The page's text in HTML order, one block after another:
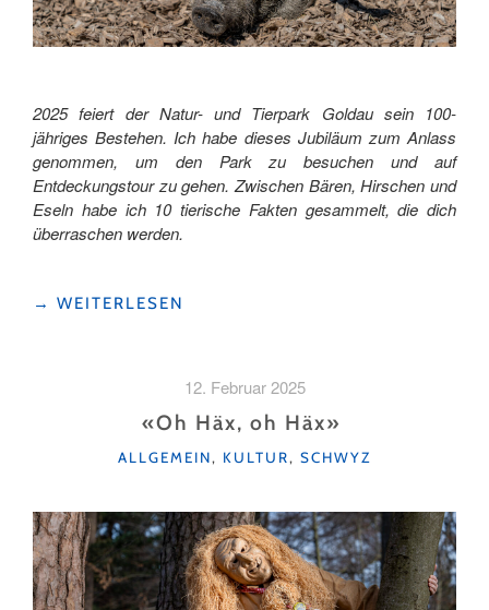
2025 feiert der Natur- und Tierpark Goldau sein 100-
jähriges Bestehen. Ich habe dieses Jubiläum zum Anlass
genommen, um den Park zu besuchen und auf
Entdeckungstour zu gehen. Zwischen Bären, Hirschen und
Eseln habe ich 10 tierische Fakten gesammelt, die dich
überraschen werden.
"100
TIERISCH
ÜBERRASCHENDE
FAKTEN"
→ WEITERLESEN
12. Februar 2025
«Oh Häx, oh Häx»
KATEGORIEN
ALLGEMEIN, KULTUR, SCHWYZ